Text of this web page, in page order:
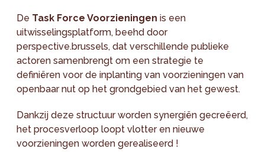
De Task Force Voorzieningenis een
uitwisselingsplatform, beehd door
perspective.brussels, dat verschillende publieke
actoren samenbrengt om een strategie te
definiëren voor de inplanting van voorzieningen van
openbaar nut op het grondgebied van het gewest.
Dankzij deze structuur worden synergiën gecreëerd,
het procesverloop loopt vlotter en nieuwe
voorzieningen worden gerealiseerd !